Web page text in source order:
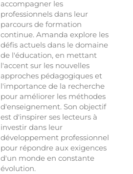
accompagner les
professionnels dans leur
parcours de formation
continue. Amanda explore les
défis actuels dans le domaine
de l'éducation, en mettant
l'accent sur les nouvelles
approches pédagogiques et
l'importance de la recherche
pour améliorer les méthodes
d'enseignement. Son objectif
est d'inspirer ses lecteurs à
investir dans leur
développement professionnel
pour répondre aux exigences
d'un monde en constante
évolution.